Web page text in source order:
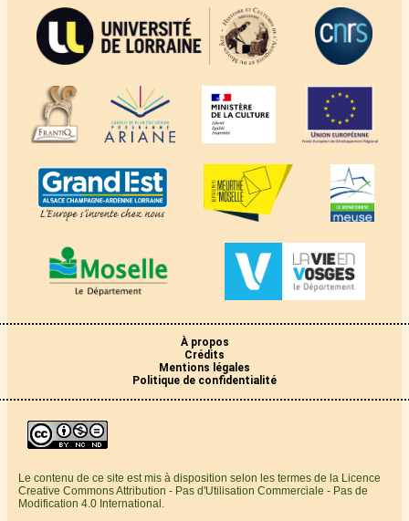
À propos
Crédits
Mentions légales
Politique de confidentialité
Le contenu de ce site est mis à disposition selon les termes de la Licence
Creative Commons Attribution - Pas d'Utilisation Commerciale - Pas de
Modification 4.0 International.